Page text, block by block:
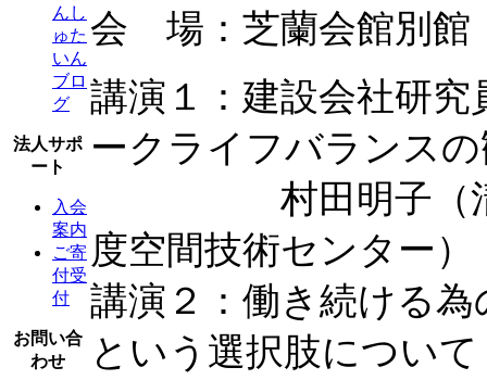
んし
ゅた
いん
ブロ
グ
法人サポ
ート
入会
案内
ご寄
付受
付
お問い合
わせ
会 場：芝蘭会館別館
講演１：建設会社研
ークライフバランス
村田明子（清水
度空間技術センター）
講演２：働き続ける
という選択肢について